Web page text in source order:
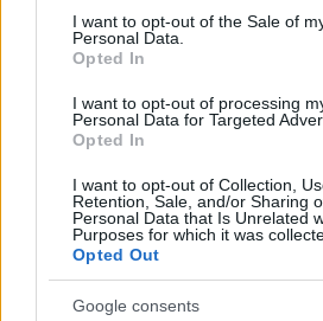
consent section.
I want to opt-out of the Sale of
Personal Data.
Opted In
I want to opt-out of processing
Personal Data for Targeted
Opted In
I want to opt-out of Collection,
Retention, Sale, and/or Sharing
Personal Data that Is Unrelated
Purposes for which it was
Opted Out
Google consents
Guida al giornalino teen: linea
strumenti gratis
Matteo Pellegrino · 3 Ago 2026